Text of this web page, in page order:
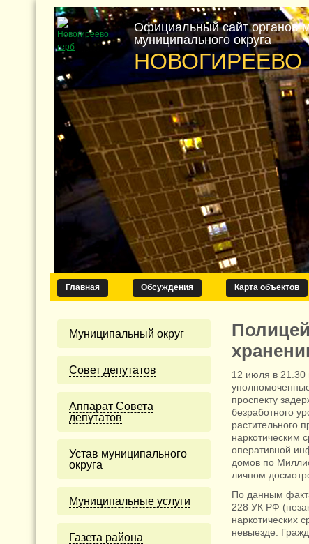
Официальный сайт органов
муниципального округа
НОВОГИРЕЕВО
Главная Обсуждения Карта объектов
Муниципальный округ
Cовет депутатов
Аппарат Совета
депутатов
Устав муниципального
округа
Муниципальные услуги
Газета района
12 июля в 21.30
проспекту
безработного
растительного
наркотическим
оперативной
домов по
личном
По данным
228 УК РФ
наркотических
невыезде.